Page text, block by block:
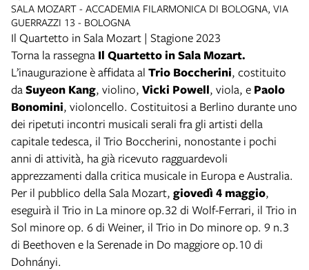
SALA MOZART - ACCADEMIA FILARMONICA DI BOLOGNA, VIA
GUERRAZZI 13 - BOLOGNA
Il Quartetto in Sala Mozart | Stagione 2023
Torna la rassegna Il Quartetto in Sala Mozart.
L’inaugurazione è affidata al Trio Boccherini, costituito
da Suyeon Kang, violino, Vicki Powell, viola, e Paolo
Bonomini, violoncello. Costituitosi a Berlino durante uno
dei ripetuti incontri musicali serali fra gli artisti della
capitale tedesca, il Trio Boccherini, nonostante i pochi
anni di attività, ha già ricevuto ragguardevoli
apprezzamenti dalla critica musicale in Europa e Australia.
Per il pubblico della Sala Mozart, giovedì 4 maggio,
eseguirà il Trio in La minore op.32 di Wolf-Ferrari, il Trio in
Sol minore op. 6 di Weiner, il Trio in Do minore op. 9 n.3
di Beethoven e la Serenade in Do maggiore op.10 di
Dohnányi.